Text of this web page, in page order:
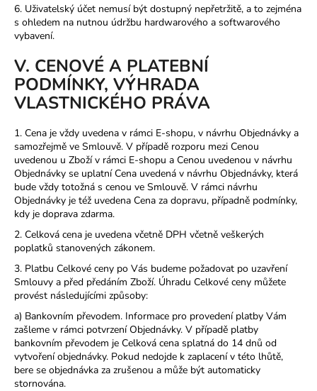
6. Uživatelský účet nemusí být dostupný nepřetržitě, a to zejména
s ohledem na nutnou údržbu hardwarového a softwarového
vybavení.
V. CENOVÉ A PLATEBNÍ
PODMÍNKY, VÝHRADA
VLASTNICKÉHO PRÁVA
1. Cena je vždy uvedena v rámci E-shopu, v návrhu Objednávky a
samozřejmě ve Smlouvě. V případě rozporu mezi Cenou
uvedenou u Zboží v rámci E-shopu a Cenou uvedenou v návrhu
Objednávky se uplatní Cena uvedená v návrhu Objednávky, která
bude vždy totožná s cenou ve Smlouvě. V rámci návrhu
Objednávky je též uvedena Cena za dopravu, případně podmínky,
kdy je doprava zdarma.
2. Celková cena je uvedena včetně DPH včetně veškerých
poplatků stanovených zákonem.
3. Platbu Celkové ceny po Vás budeme požadovat po uzavření
Smlouvy a před předáním Zboží. Úhradu Celkové ceny můžete
provést následujícími způsoby:
a) Bankovním převodem. Informace pro provedení platby Vám
zašleme v rámci potvrzení Objednávky. V případě platby
bankovním převodem je Celková cena splatná do 14 dnů od
vytvoření objednávky. Pokud nedojde k zaplacení v této lhůtě,
bere se objednávka za zrušenou a může být automaticky
stornována.